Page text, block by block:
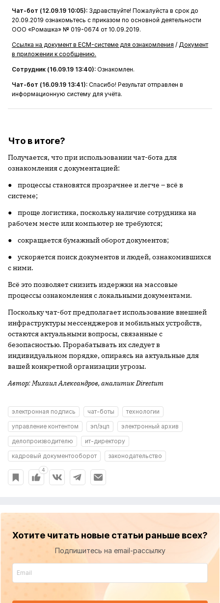
Чат-бот (12.09.19 10:05): Здравствуйте! Пожалуйста в срок до
20.09.2019 ознакомьтесь с приказом по основной деятельности
ООО «Ромашка» № 019-0674 от 10.09.2019.
Ссылка на документ в ECM-системе для ознакомления / Документ
в приложении к сообщению.
Сотрудник (16.09.19 13:40): Ознакомлен.
Чат-бот (16.09.19 13:41): Спасибо! Результат отправлен в
информационную систему для учёта.
Что в итоге?
Получается, что при использовании чат-бота для
ознакомления с документацией:
● процессы становятся прозрачнее и легче – всё в
системе;
● проще логистика, поскольку наличие сотрудника на
рабочем месте или компьютер не требуются;
● сокращается бумажный оборот документов;
● ускоряется поиск документов и людей, ознакомившихся
с ними.
Всё это позволяет снизить издержки на массовые
процессы ознакомления с локальными документами.
Поскольку чат-бот предполагает использование внешней
инфраструктуры мессенджеров и мобильных устройств,
остаются актуальными вопросы, связанные с
безопасностью. Прорабатывать их следует в
индивидуальном порядке, опираясь на актуальные для
вашей конкретной организации угрозы.
Автор: Михаил Александров, аналитик Directum
электронная подпись чат-боты
технологии
управление контентом
эп/эцп
электронный архив
делопроизводителю
ит-директору
кадровый документооборот
законодательство
4
Хотите читать новые статьи раньше всех?
Подпишитесь на email-рассылку